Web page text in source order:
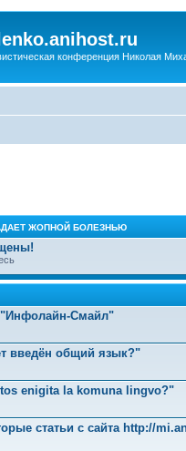
конференция Николая
ЖОПНОЙ БОЛЕЗНЬЮ
"Инфолайн-Смайл"
введён общий язык?"
enigita la komuna lingvo?"
статьи с сайта http://